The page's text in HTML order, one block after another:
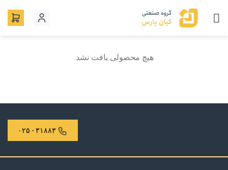
هیچ محصولی یافت نشد.
۳۱۸۸۳ - ۰۲۵